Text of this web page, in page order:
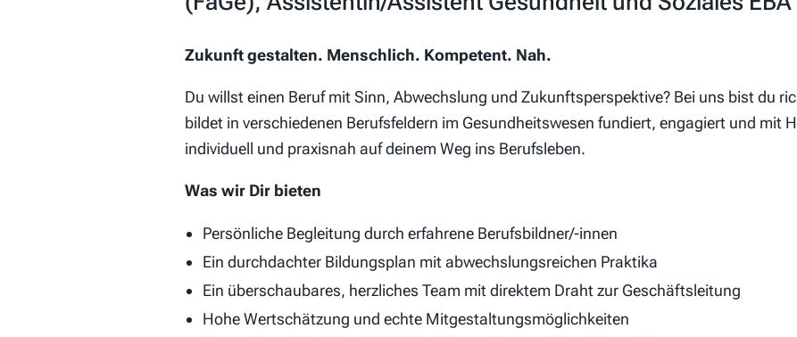
Zukunft gestalten. Menschlich. Kompetent. Nah.
Du willst einen Beruf mit Sinn, Abwechslung und Zukunftsperspektive? Bei uns bist du
bildet in verschiedenen Berufsfeldern im Gesundheitswesen fundiert, engagiert und mit
individuell und praxisnah auf deinem Weg ins Berufsleben.
Was wir Dir bieten
Persönliche Begleitung durch erfahrene Berufsbildner/-innen
Ein durchdachter Bildungsplan mit abwechslungsreichen Praktika
Ein überschaubares, herzliches Team mit direktem Draht zur Geschäftsleitung
Hohe Wertschätzung und echte Mitgestaltungsmöglichkeiten